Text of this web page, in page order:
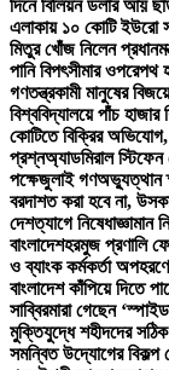
দিনে বিলিয়ন ডলার আয়
এলাকায় ১০ কোটি ইউরো
মিতুর খোঁজ নিলেন
পানি বিপৎসীমার ওপরেপথ
গণতন্ত্রকামী মানুষের
বিশ্ববিদ্যালয়ে পাঁচ
কোটিতে বিক্রির
প্রশ্নঅ্যাডমিরাল স্টিফেন
পক্ষেজুলাই গণঅভ্যুত্থান
বরদাশত করা হবে না,
দেশত্যাগে নিষেধাজ্ঞামান
বাংলাদেশহরমুজ প্রণালি
ও ব্যাংক কর্মকর্তা
বাংলাদেশ কাঁপিয়ে দিতে
সাব্বিরমারা গেছেন
মুক্তিযুদ্ধে শহীদদের
সমন্বিত উদ্যোগের বিকল্প